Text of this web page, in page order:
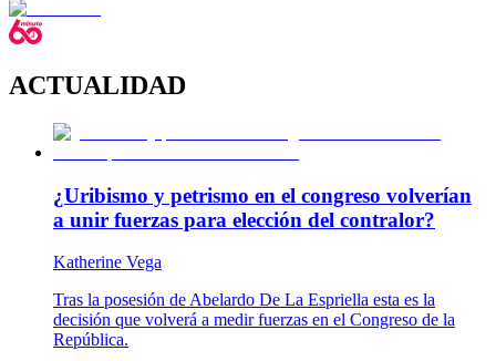
ACTUALIDAD
¿Uribismo y petrismo en el congreso volverían
a unir fuerzas para elección del contralor?
Katherine Vega
Tras la posesión de Abelardo De La Espriella esta es la
decisión que volverá a medir fuerzas en el Congreso de la
República.